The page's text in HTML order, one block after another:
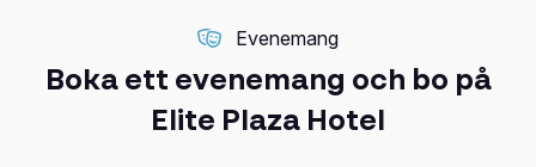
Evenemang
Boka ett evenemang och bo på
Elite Plaza Hotel